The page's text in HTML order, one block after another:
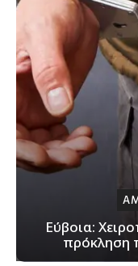
Εύβοια:
πρόκληση